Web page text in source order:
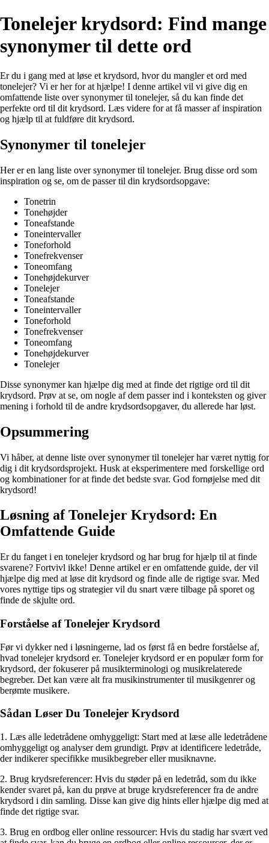
Tonelejer krydsord: Find mange
synonymer til dette ord
Er du i gang med at løse et krydsord, hvor du mangler et ord med
tonelejer? Vi er her for at hjælpe! I denne artikel vil vi give dig en
omfattende liste over synonymer til tonelejer, så du kan finde det
perfekte ord til dit krydsord. Læs videre for at få masser af inspiration
og hjælp til at fuldføre dit krydsord.
Synonymer til tonelejer
Her er en lang liste over synonymer til tonelejer. Brug disse ord som
inspiration og se, om de passer til din krydsordsopgave:
Tonetrin
Tonehøjder
Toneafstande
Toneintervaller
Toneforhold
Tonefrekvenser
Toneomfang
Tonehøjdekurver
Tonelejer
Toneafstande
Toneintervaller
Toneforhold
Tonefrekvenser
Toneomfang
Tonehøjdekurver
Tonelejer
Disse synonymer kan hjælpe dig med at finde det rigtige ord til dit
krydsord. Prøv at se, om nogle af dem passer ind i konteksten og giver
mening i forhold til de andre krydsordsopgaver, du allerede har løst.
Opsummering
Vi håber, at denne liste over synonymer til tonelejer har været nyttig for
dig i dit krydsordsprojekt. Husk at eksperimentere med forskellige ord
og kombinationer for at finde det bedste svar. God fornøjelse med dit
krydsord!
Løsning af Tonelejer Krydsord: En
Omfattende Guide
Er du fanget i en tonelejer krydsord og har brug for hjælp til at finde
svarene? Fortvivl ikke! Denne artikel er en omfattende guide, der vil
hjælpe dig med at løse dit krydsord og finde alle de rigtige svar. Med
vores nyttige tips og strategier vil du snart være tilbage på sporet og
finde de skjulte ord.
Forståelse af Tonelejer Krydsord
Før vi dykker ned i løsningerne, lad os først få en bedre forståelse af,
hvad tonelejer krydsord er. Tonelejer krydsord er en populær form for
krydsord, der fokuserer på musikterminologi og musikrelaterede
begreber. Det kan være alt fra musikinstrumenter til musikgenrer og
berømte musikere.
Sådan Løser Du Tonelejer Krydsord
1. Læs alle ledetrådene omhyggeligt: Start med at læse alle ledetrådene
omhyggeligt og analyser dem grundigt. Prøv at identificere ledetråde,
der indikerer specifikke musikbegreber eller musiknavne.
2. Brug krydsreferencer: Hvis du støder på en ledetråd, som du ikke
kender svaret på, kan du prøve at bruge krydsreferencer fra de andre
krydsord i din samling. Disse kan give dig hints eller hjælpe dig med at
finde det rigtige svar.
3. Brug en ordbog eller online ressourcer: Hvis du stadig har svært ved